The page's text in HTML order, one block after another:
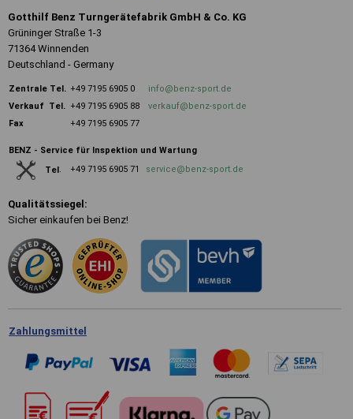
Gotthilf Benz Turngerätefabrik GmbH & Co. KG
Grüninger Straße 1-3
71364 Winnenden
Deutschland - Germany
Zentrale Tel. +49 7195 6905 0
info@benz-sport.de
Verkauf Tel. +49 7195 6905 88
verkauf@benz-sport.de
Fax
+49 7195 6905 77
BENZ - Service für Inspektion und Wartung
Tel. +49 7195 6905 71 service@benz-sport.de
Qualitätssiegel:
Sicher einkaufen bei Benz!
Zahlungsmittel